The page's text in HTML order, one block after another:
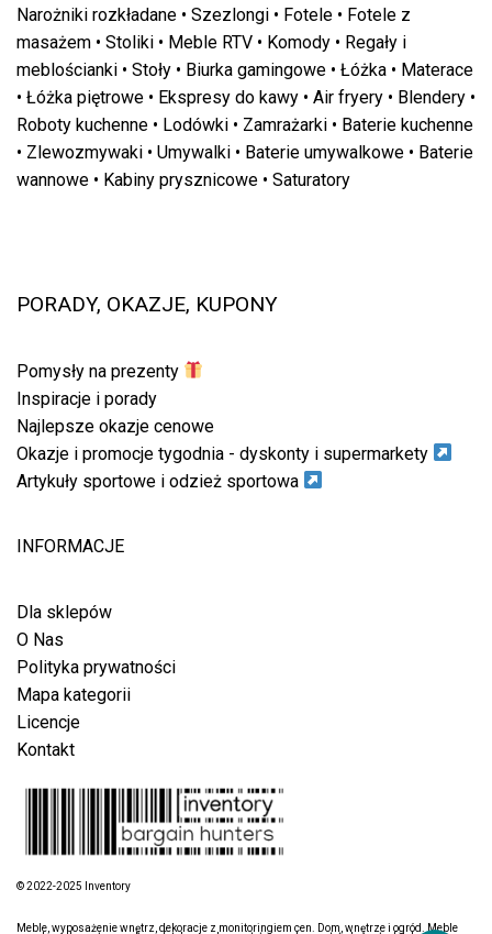
Narożniki rozkładane • Szezlongi • Fotele • Fotele z
masażem • Stoliki • Meble RTV • Komody • Regały i
meblościanki • Stoły • Biurka gamingowe • Łóżka • Materace
• Łóżka piętrowe • Ekspresy do kawy • Air fryery • Blendery •
Roboty kuchenne • Lodówki • Zamrażarki • Baterie kuchenne
• Zlewozmywaki • Umywalki • Baterie umywalkowe • Baterie
wannowe • Kabiny prysznicowe • Saturatory
PORADY, OKAZJE, KUPONY
Pomysły na prezenty
Inspiracje i porady
Najlepsze okazje cenowe
Okazje i promocje tygodnia - dyskonty i supermarkety
Artykuły sportowe i odzież sportowa
INFORMACJE
Dla sklepów
O Nas
Polityka prywatności
Mapa kategorii
Licencje
Kontakt
© 2022-2025 Inventory
Meble, wyposażenie wnętrz, dekoracje z monitoringiem cen. Dom, wnętrze i ogród. Meble